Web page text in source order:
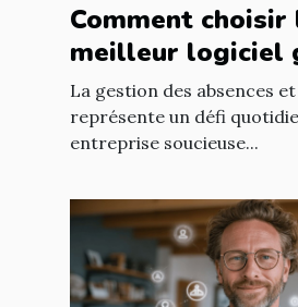
Comment choisir
meilleur logiciel
congés pour
entreprise ?
La gestion des absences
représente un défi
entreprise soucieuse...